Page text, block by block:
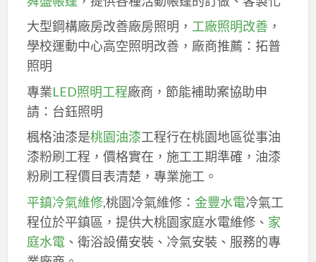
大型鋼構廠房改善廠房照明， 工廠照明改善，
學校運動中心高空照明改善，廠商推薦：拓普
照明
專業LED照明工程廠商，節能補助案協助申
請：台鈺照明
楓格油漆是桃園油漆工程行在桃園地區從事油
漆粉刷工程，價格實在，施工工期準確，油漆
粉刷工程價目表清楚，專業施工。
平鎮冷氣維修,桃園冷氣維修： 金豐水電冷氣工
程位於平鎮區，提供大桃園家庭水電維修、 家
庭水電、衛浴設備安裝、冷氣安裝、服務的專